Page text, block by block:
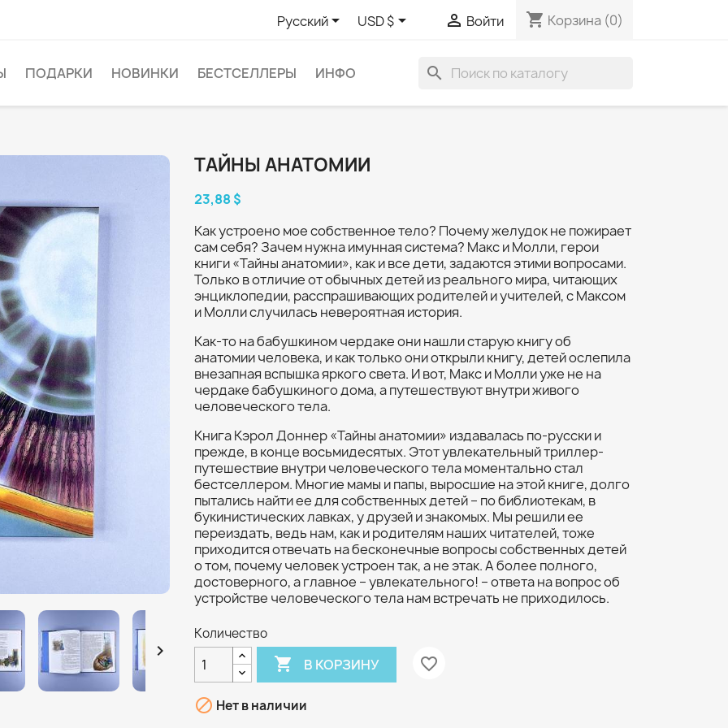
Русский USD $  Войти shopping_cart Корзина (0)
ПОДАРКИ НОВИНКИ БЕСТСЕЛЛЕРЫ ИНФО search

ТАЙНЫ АНАТОМИИ
23,88 $
Как устроено мое собственное тело? Почему желудок не пожирает
сам себя? Зачем нужна имунная система? Макс и Молли, герои
книги «Тайны анатомии», как и все дети, задаются этими вопросами.
Только в отличие от обычных детей из реального мира, читающих
энциклопедии, расспрашивающих родителей и учителей, с Максом
и Молли случилась невероятная история.
Как-то на бабушкином чердаке они нашли старую книгу об
анатомии человека, и как только они открыли книгу, детей ослепила
внезапная вспышка яркого света. И вот, Макс и Молли уже не на
чердаке бабушкиного дома, а путешествуют внутри живого
человеческого тела.
Книга Кэрол Доннер «Тайны анатомии» издавалась по-русски и
прежде, в конце восьмидесятых. Этот увлекательный триллер-
путешествие внутри человеческого тела моментально стал
бестселлером. Многие мамы и папы, выросшие на этой книге, долго
пытались найти ее для собственных детей – по библиотекам, в
букинистических лавках, у друзей и знакомых. Мы решили ее
переиздать, ведь нам, как и родителям наших читателей, тоже
приходится отвечать на бесконечные вопросы собственных детей
о том, почему человек устроен так, а не этак. А более полного,
достоверного, а главное – увлекательного! – ответа на вопрос об
устройстве человеческого тела нам встречать не приходилось.
Количество
 В КОРЗИНУ favorite_border
 Нет в наличии